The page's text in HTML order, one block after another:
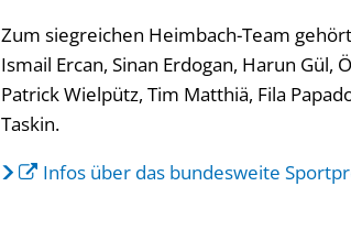
Zum siegreichen Heimbach-Team
Ismail Ercan, Sinan Erdogan, Harun Gül,
Patrick Wielpütz, Tim Matthiä, Fila
Taskin.
Infos über das bundesweite